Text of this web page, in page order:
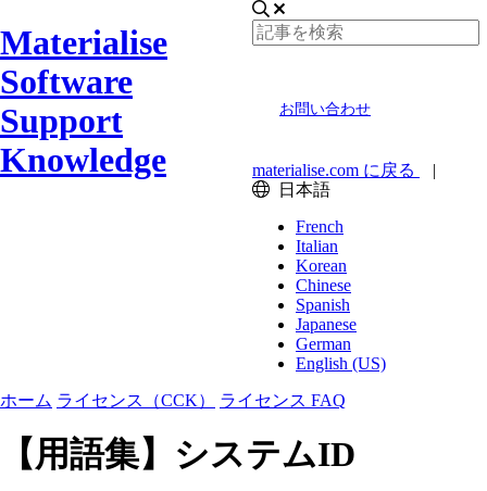
Materialise
Software
Support
Knowledge
お問い合わせ
materialise.com に戻る
|
日本語
French
Italian
Korean
Chinese
Spanish
Japanese
German
English (US)
ホーム ライセンス（CCK） ライセンス FAQ
【用語集】システムID